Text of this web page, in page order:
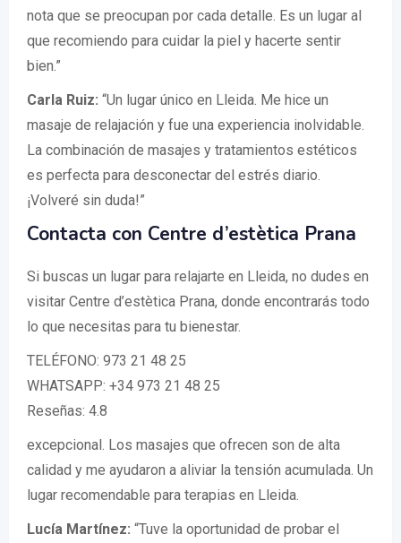
nota que se preocupan por cada detalle. Es un lugar al
que recomiendo para cuidar la piel y hacerte sentir
bien.”
Carla Ruiz: “Un lugar único en Lleida. Me hice un
masaje de relajación y fue una experiencia inolvidable.
La combinación de masajes y tratamientos estéticos
es perfecta para desconectar del estrés diario.
¡Volveré sin duda!”
Contacta con Centre d’estètica Prana
Si buscas un lugar para relajarte en Lleida, no dudes en
visitar Centre d’estètica Prana, donde encontrarás todo
lo que necesitas para tu bienestar.
TELÉFONO: 973 21 48 25
WHATSAPP: +34 973 21 48 25
Reseñas: 4.8
excepcional. Los masajes que ofrecen son de alta
calidad y me ayudaron a aliviar la tensión acumulada. Un
lugar recomendable para terapias en Lleida.
Lucía Martínez: “Tuve la oportunidad de probar el